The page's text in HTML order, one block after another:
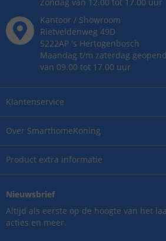
Over SmarthomeKoning
Product extra informatie
Klantenservice
Kantoor / Showroom
Rietveldenweg 49D
5222AP 's Hertogenbosch
Maandag t/m zaterdag geopend
van 09.00 tot 17.00 uur
Nieuwsbrief
Altijd als eerste op de hoogte van het
acties en meer.